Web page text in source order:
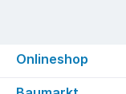
Onlineshop